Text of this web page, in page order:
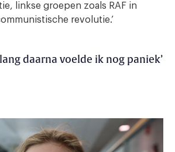
linkse groepen zoals RAF in
revolutie.’
daarna voelde ik nog paniek’